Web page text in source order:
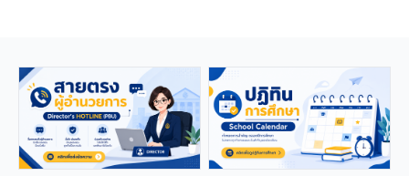
foreign educators for
teaching positions
covering Kindergarten,
Primary, and High School